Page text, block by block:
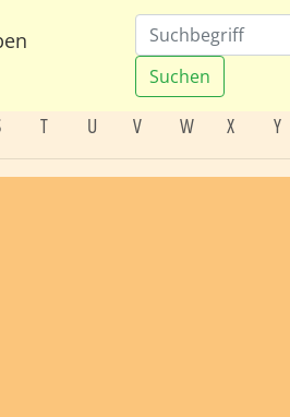
Suchen
T U V W X Y